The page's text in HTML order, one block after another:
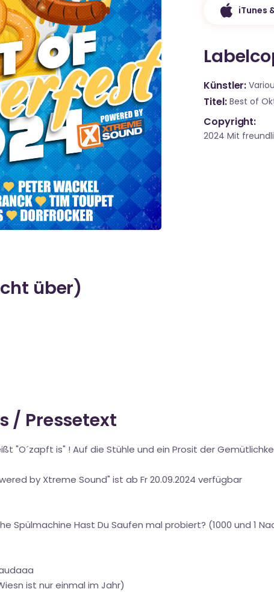
iTunes
Künstler
Titel Best of
Copyright:
2024 Mit
über)
/ Pressetext
"O´zapft is" ! Auf die Stühle und ein Prosit der
by Xtreme Sound" ist ab Fr 20.09.2024 verfügbar
Spülmachine Hast Du Saufen mal probiert? (1000 und 1
ist nur einmal im Jahr)